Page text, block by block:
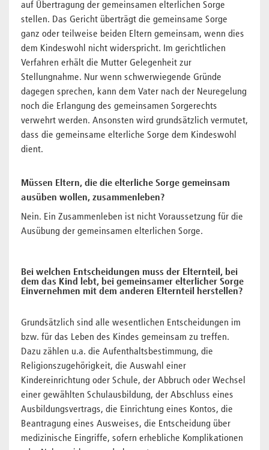
auf Übertragung der gemeinsamen elterlichen Sorge
stellen. Das Gericht überträgt die gemeinsame Sorge
ganz oder teilweise beiden Eltern gemeinsam, wenn dies
dem Kindeswohl nicht widerspricht. Im gerichtlichen
Verfahren erhält die Mutter Gelegenheit zur
Stellungnahme. Nur wenn schwerwiegende Gründe
dagegen sprechen, kann dem Vater nach der Neuregelung
noch die Erlangung des gemeinsamen Sorgerechts
verwehrt werden. Ansonsten wird grundsätzlich vermutet,
dass die gemeinsame elterliche Sorge dem Kindeswohl
dient.
Müssen Eltern, die die elterliche Sorge gemeinsam
ausüben wollen, zusammenleben?
Nein. Ein Zusammenleben ist nicht Voraussetzung für die
Ausübung der gemeinsamen elterlichen Sorge.
Bei welchen Entscheidungen muss der Elternteil, bei
dem das Kind lebt, bei gemeinsamer elterlicher Sorge
Einvernehmen mit dem anderen Elternteil herstellen?
Grundsätzlich sind alle wesentlichen Entscheidungen im
bzw. für das Leben des Kindes gemeinsam zu treffen.
Dazu zählen u.a. die Aufenthaltsbestimmung, die
Religionszugehörigkeit, die Auswahl einer
Kindereinrichtung oder Schule, der Abbruch oder Wechsel
einer gewählten Schulausbildung, der Abschluss eines
Ausbildungsvertrags, die Einrichtung eines Kontos, die
Beantragung eines Ausweises, die Entscheidung über
medizinische Eingriffe, sofern erhebliche Komplikationen